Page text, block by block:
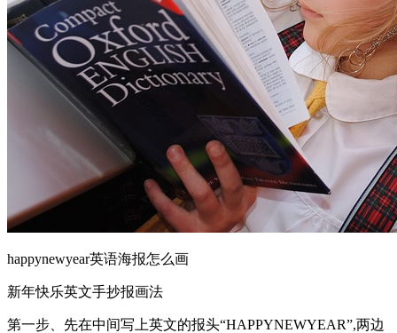
happynewyear英语海报怎么画
新年快乐英文手抄报画法
第一步、先在中间写上英文的报头“HAPPYNEWYEAR”,两边